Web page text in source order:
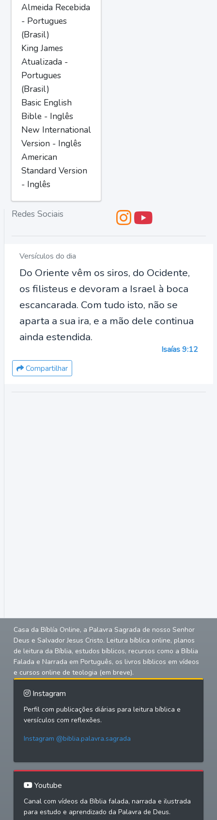
Almeida Recebida
- Portugues
(Brasil)
King James
Atualizada -
Portugues
(Brasil)
Basic English
Bible - Inglês
New International
Version - Inglês
American
Standard Version
- Inglês
Redes Sociais
Versículos do dia
Do Oriente vêm os siros, do Ocidente,
os filisteus e devoram a Israel à boca
escancarada. Com tudo isto, não se
aparta a sua ira, e a mão dele continua
ainda estendida.
Isaías 9:12
Compartilhar
Casa da Bíblía Online, a Palavra Sagrada de nosso Senhor
Deus e Salvador Jesus Cristo. Leitura bíblica online, planos
de leitura da Bíblia, estudos bíblicos, recursos como a Bíblia
Falada e Narrada em Português, os livros bíblicos em vídeos
e cursos online de teologia (em breve).
Instagram
Perfil com publicações diárias para leitura bíblica e
versículos com reflexões.
Instagram @biblia.palavra.sagrada
Youtube
Canal com vídeos da Bíblia falada, narrada e ilustrada
para estudo e aprendizado da Palavra de Deus.